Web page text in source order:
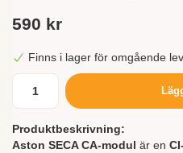
590 kr
Finns i lager för omgående
Produktbeskrivning:
Aston SECA CA-modul är en